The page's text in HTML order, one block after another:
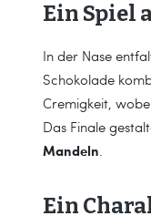
Ein Spiel
In der Nase
Schokolade
Cremigkeit,
Das Finale
Mandeln.
Ein